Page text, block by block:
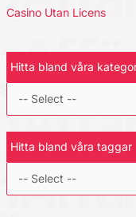
Casino Utan Licens
Hitta bland våra
Hitta bland våra taggar